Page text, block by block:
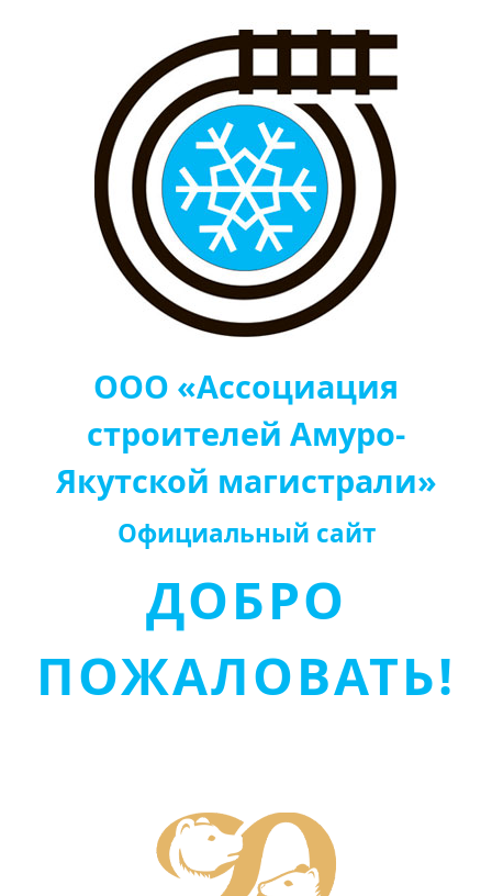
ООО «Ассоциация
строителей Амуро-
Якутской магистрали»
Официальный сайт
ДОБРО
ПОЖАЛОВАТЬ!